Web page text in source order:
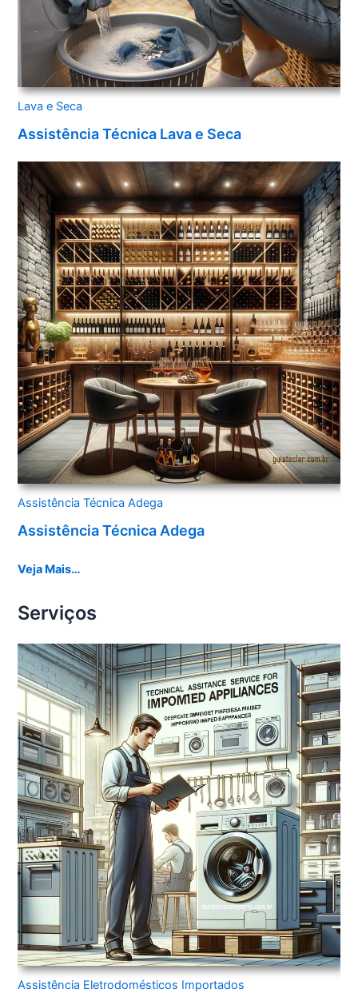
Lava e Seca
Assistência Técnica Lava e Seca
Assistência Técnica Adega
Assistência Técnica Adega
Veja Mais…
Serviços
Assistência Eletrodomésticos Importados